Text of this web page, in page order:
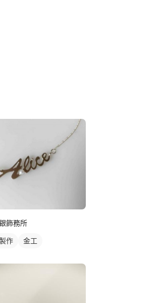
飾務所
作 金工